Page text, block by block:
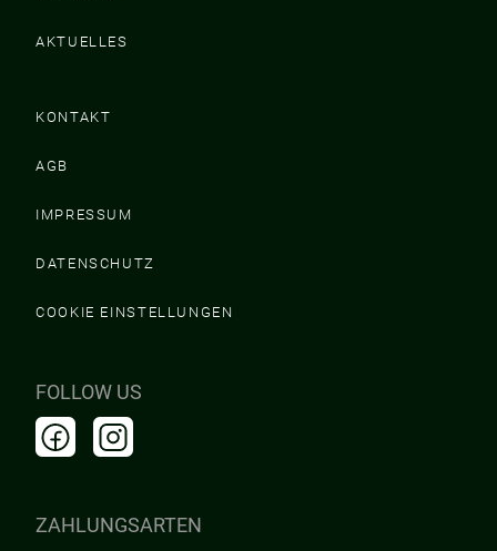
AKTUELLES
KONTAKT
AGB
IMPRESSUM
DATENSCHUTZ
COOKIE EINSTELLUNGEN
FOLLOW US
ZAHLUNGSARTEN